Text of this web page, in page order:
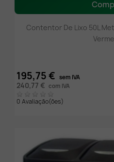
Contentor De Lixo 50L
195,75 € sem IVA
240,77 € com IVA
0 Avaliação(ões)